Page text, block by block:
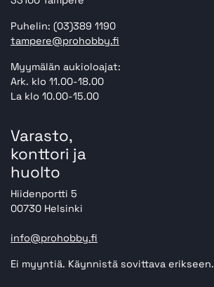
Puhelin: (03)389 1190
tampere@prohobby.fi
Myymälän aukioloajat:
Ark. klo 11.00-18.00
La klo 10.00-15.00
Varasto,
konttori ja
huolto
Hiidenportti 5
00730 Helsinki
info@prohobby.fi
Ei myyntiä. Käynnistä sovittava erikseen.